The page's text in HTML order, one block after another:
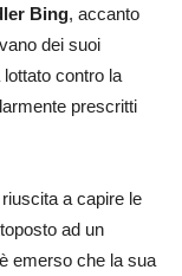
Bing, accanto
dei suoi
contro la
prescritti
a capire le
ad un
emerso che la sua